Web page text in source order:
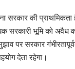
की प्राथमिकता
सरकारी भूमि को अवैध
पर सरकार
देता रहेगा।